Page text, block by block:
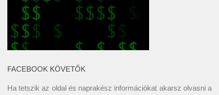
FACEBOOK KÖVETŐK
Ha tetszik az oldal és naprakész információkat akarsz olvasni a